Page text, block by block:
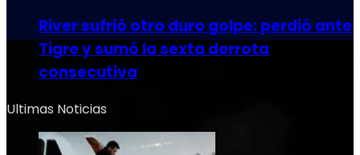
River sufrió otro duro golpe: perdió ante
Tigre y sumó la sexta derrota
consecutiva
Ultimas Noticias